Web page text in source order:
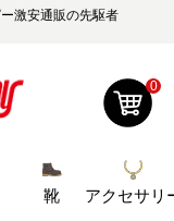
激安通販の先駆者
0
靴 アクセサリ
。最高品質の再現度を